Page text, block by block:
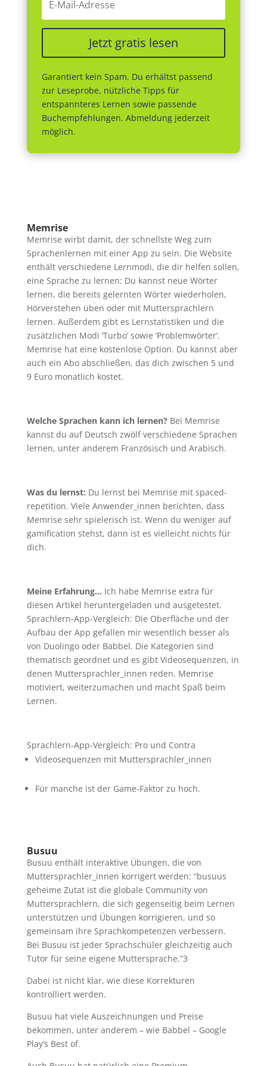
Jetzt gratis lesen
Garantiert kein Spam. Du erhältst passend
zur Leseprobe, nützliche Tipps für
entspannteres Lernen sowie passende
Buchempfehlungen. Abmeldung jederzeit
möglich.
Memrise
Memrise wirbt damit, der schnellste Weg zum
Sprachenlernen mit einer App zu sein. Die Website
enthält verschiedene Lernmodi, die dir helfen sollen,
eine Sprache zu lernen: Du kannst neue Wörter
lernen, die bereits gelernten Wörter wiederholen,
Hörverstehen üben oder mit Muttersprachlern
lernen. Außerdem gibt es Lernstatistiken und die
zusätzlichen Modi ‘Turbo’ sowie ‘Problemwörter’.
Memrise hat eine kostenlose Option. Du kannst aber
auch ein Abo abschließen, das dich zwischen 5 und
9 Euro monatlich kostet.
Welche Sprachen kann ich lernen? Bei Memrise
kannst du auf Deutsch zwölf verschiedene Sprachen
lernen, unter anderem Französisch und Arabisch.
Was du lernst: Du lernst bei Memrise mit spaced-
repetition. Viele Anwender_innen berichten, dass
Memrise sehr spielerisch ist. Wenn du weniger auf
gamification stehst, dann ist es vielleicht nichts für
dich.
Meine Erfahrung… Ich habe Memrise extra für
diesen Artikel heruntergeladen und ausgetestet.
Sprachlern-App-Vergleich: Die Oberfläche und der
Aufbau der App gefallen mir wesentlich besser als
von Duolingo oder Babbel. Die Kategorien sind
thematisch geordnet und es gibt Videosequenzen, in
denen Muttersprachler_innen reden. Memrise
motiviert, weiterzumachen und macht Spaß beim
Lernen.
Sprachlern-App-Vergleich: Pro und Contra
Videosequenzen mit Muttersprachler_innen
Für manche ist der Game-Faktor zu hoch.
Busuu
Busuu enthält interaktive Übungen, die von
Muttersprachler_innen korrigert werden: “busuus
geheime Zutat ist die globale Community von
Muttersprachlern, die sich gegenseitig beim Lernen
unterstützen und Übungen korrigieren, und so
gemeinsam ihre Sprachkompetenzen verbessern.
Bei Busuu ist jeder Sprachschüler gleichzeitig auch
Tutor für seine eigene Muttersprache.”3
Dabei ist nicht klar, wie diese Korrekturen
kontrolliert werden.
Busuu hat viele Auszeichnungen und Preise
bekommen, unter anderem – wie Babbel – Google
Play’s Best of.